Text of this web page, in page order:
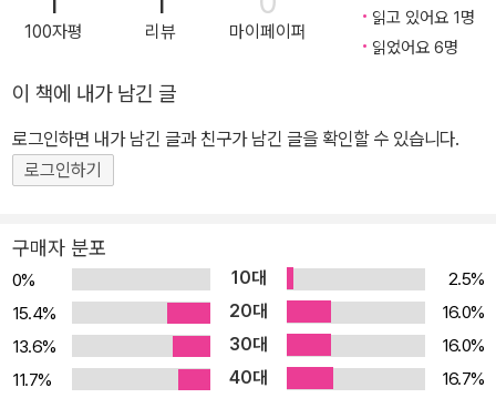
6), 『아이의 마음을 훔치는 스토리텔링 전략』(2012), 『디지털 시대
의 신인류 호모 나랜스』(2010), 『디지털 게임 스토리텔링』(2005)
100자평 리뷰 마이페이퍼
읽고 있어요 1명
읽었어요 6명
이 책에 내가 남긴 글
로그인하면 내가 남긴 글과 친구가 남긴 글을 확인할 수 있습니다.
로그인하기
구매자 분포
0% 10대
2.5%
15.4%
20대
16.0%
13.6%
30대
16.0%
11.7%
40대
16.7%